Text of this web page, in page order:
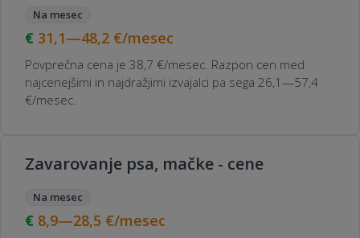
Na mesec
31,1—48,2 €/mesec
Povprečna cena je 38,7 €/mesec. Razpon cen med
najcenejšimi in najdražjimi izvajalci pa sega 26,1—57,4
€/mesec.
Zavarovanje psa, mačke - cene
Na mesec
8,9—28,5 €/mesec